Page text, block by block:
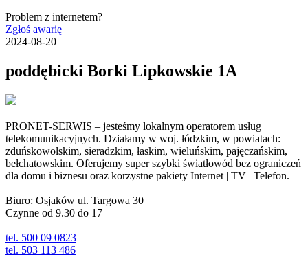
Problem z internetem?
Zgłoś awarię
2024-08-20 |
poddębicki Borki Lipkowskie 1A
PRONET-SERWIS – jesteśmy lokalnym operatorem usług
telekomunikacyjnych. Działamy w woj. łódzkim, w powiatach:
zduńskowolskim, sieradzkim, łaskim, wieluńskim, pajęczańskim,
bełchatowskim. Oferujemy super szybki światłowód bez ograniczeń
dla domu i biznesu oraz korzystne pakiety Internet | TV | Telefon.
Biuro: Osjaków ul. Targowa 30
Czynne od 9.30 do 17
tel. 500 09 0823
tel. 503 113 486